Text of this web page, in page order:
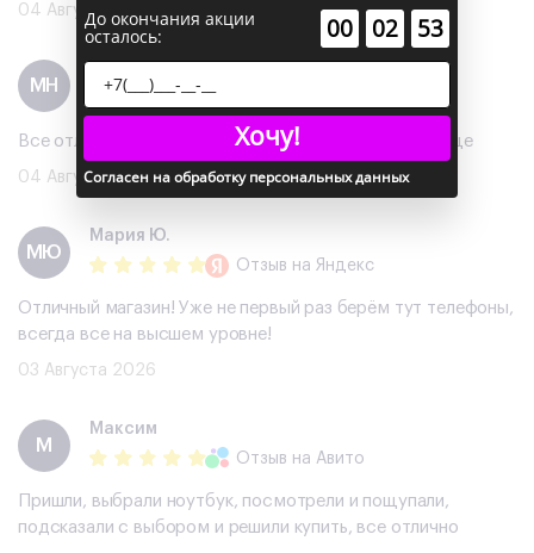
04 Августа 2026
МН
Все отлично, хороший телефон, буду обращаться еще
04 Августа 2026
МЮ
Мария Ю.
Отзыв на Яндекс
Отличный магазин! Уже не первый раз берём тут телефоны,
всегда все на высшем уровне!
03 Августа 2026
М
Максим
Отзыв на Авито
Пришли, выбрали ноутбук, посмотрели и пощупали,
подсказали с выбором и решили купить, все отлично
До окончания акции
осталось: 00 02 53
Хочу!
Согласен на обработку персональных данных